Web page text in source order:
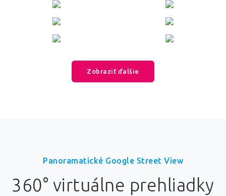
Zobraziť ďalšie
Panoramatické Google Street View
360° virtuálne prehliadky